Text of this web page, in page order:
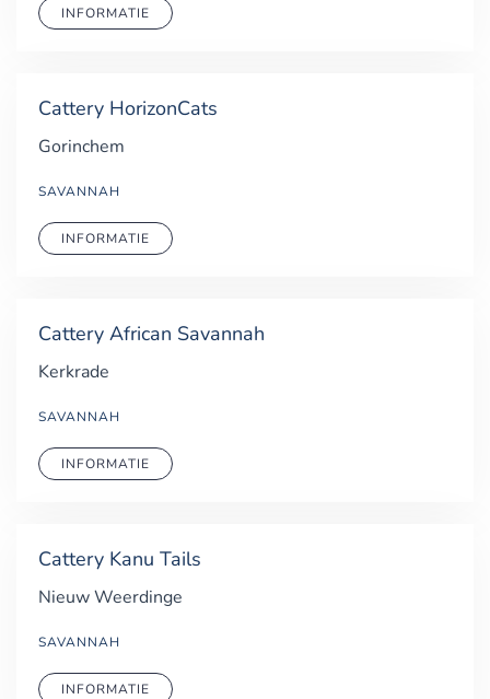
INFORMATIE
Cattery HorizonCats
Gorinchem
SAVANNAH
INFORMATIE
Cattery African Savannah
Kerkrade
SAVANNAH
INFORMATIE
Cattery Kanu Tails
Nieuw Weerdinge
SAVANNAH
INFORMATIE